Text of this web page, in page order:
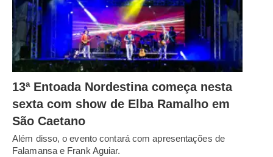
13ª Entoada Nordestina começa nesta
sexta com show de Elba Ramalho em
São Caetano
Além disso, o evento contará com apresentações de
Falamansa e Frank Aguiar.